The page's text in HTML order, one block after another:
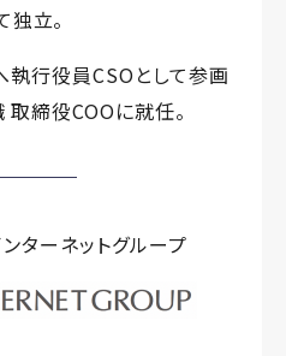
立。
行役員CSOとして参画
取締役COOに就任。
ターネットグループ